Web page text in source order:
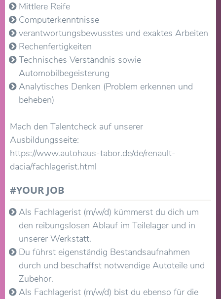
Mittlere Reife
Computerkenntnisse
verantwortungsbewusstes und exaktes Arbeiten
Rechenfertigkeiten
Technisches Verständnis sowie
Automobilbegeisterung
Analytisches Denken (Problem erkennen und
beheben)
Mach den Talentcheck auf unserer
Ausbildungsseite:
https://www.autohaus-tabor.de/de/renault-
dacia/fachlagerist.html
#YOUR JOB
Als Fachlagerist (m/w/d) kümmerst du dich um
den reibungslosen Ablauf im Teilelager und in
unserer Werkstatt.
Du führst eigenständig Bestandsaufnahmen
durch und beschaffst notwendige Autoteile und
Zubehör.
Als Fachlagerist (m/w/d) bist du ebenso für die